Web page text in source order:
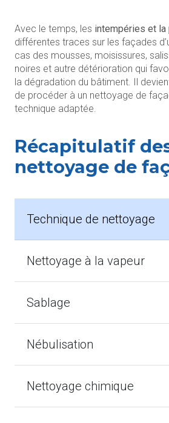
Avec le temps, les intempéries et la
différentes traces sur les façades
cas des mousses, moisissures,
noires et autre détérioration qui
la dégradation du bâtiment. Il
de procéder à un nettoyage de
technique adaptée.
Récapitulatif
nettoyage de
Technique de nettoyage
Nettoyage à la vapeur
Sablage
Nébulisation
Nettoyage chimique